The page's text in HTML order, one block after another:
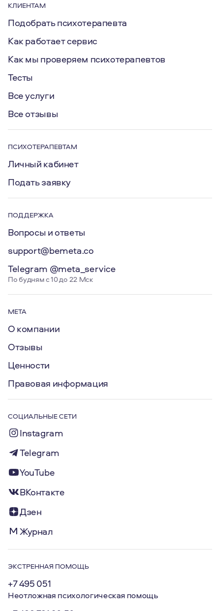
КЛИЕНТАМ
Подобрать психотерапевта
Как работает сервис
Как мы проверяем психотерапевтов
Тесты
Все услуги
Все отзывы
ПСИХОТЕРАПЕВТАМ
Личный кабинет
Подать заявку
ПОДДЕРЖКА
Вопросы и ответы
support@bemeta.co
Telegram @meta_service
По будням с 10 до 22 Мск
МЕТА
О компании
Отзывы
Ценности
Правовая информация
СОЦИАЛЬНЫЕ СЕТИ
Instagram
Telegram
YouTube
ВКонтакте
Дзен
Журнал
ЭКСТРЕННАЯ ПОМОЩЬ
+7 495 051
Неотложная психологическая помощь